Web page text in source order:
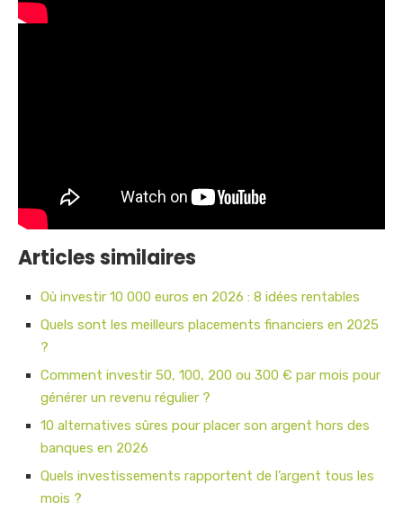
Articles similaires
Où investir 10 000 euros en 2026 : 8 idées rentables
Quels sont les meilleurs placements financiers en 2025
?
Comment investir 50, 100, 200 ou 300 € par mois pour
générer un revenu régulier ?
10 alternatives sûres pour placer son argent hors des
banques en 2026
Quels investissements rapportent de l’argent tous les
mois ?